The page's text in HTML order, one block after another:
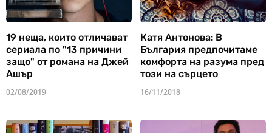
19 неща, които отличават
сериала по "13 причини
защо" от романа на Джей
Ашър
02/08/2019
Катя Антонова: В
България предпочитаме
комфорта на разума пред
този на сърцето
16/11/2018